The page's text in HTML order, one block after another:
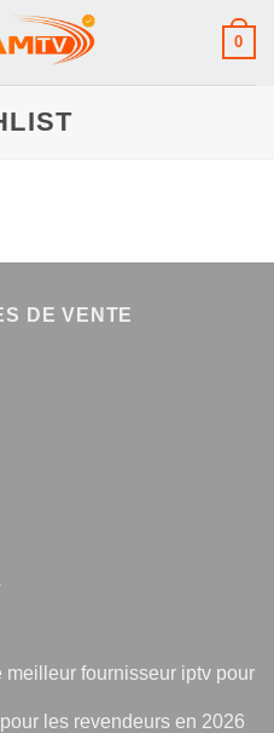
0
DE VENTE
meilleur fournisseur iptv pour
les revendeurs en 2026